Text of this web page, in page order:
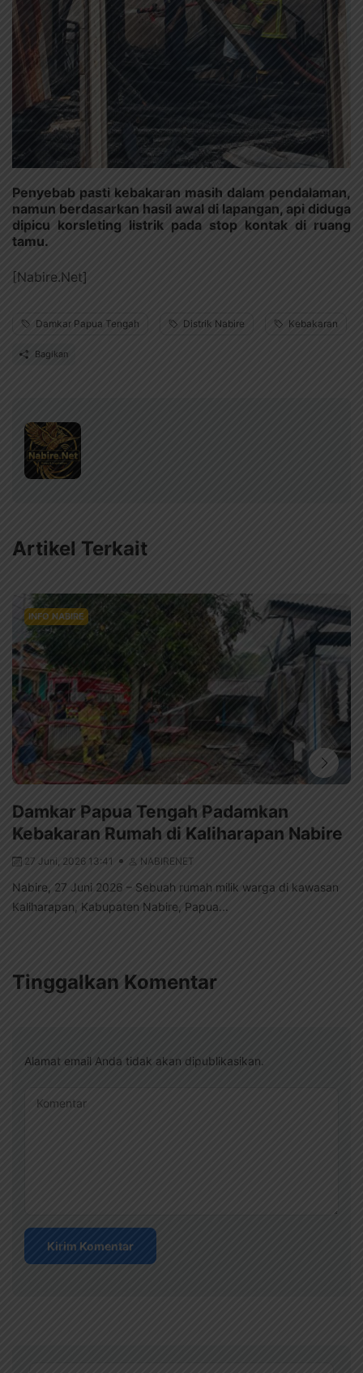
Penyebab pasti kebakaran masih dalam pendalaman,
namun berdasarkan hasil awal di lapangan, api diduga
dipicu korsleting listrik pada stop kontak di ruang
tamu.
[Nabire.Net]
Damkar Papua Tengah Distrik Nabire Kebakaran
Bagikan
Artikel Terkait
INFO NABIRE
Damkar Papua Tengah Padamkan
Kebakaran Rumah di Kaliharapan Nabire
27 Juni, 2026 13:41 NABIRENET
Nabire, 27 Juni 2026 – Sebuah rumah milik warga di kawasan
Kaliharapan, Kabupaten Nabire, Papua...
Tinggalkan Komentar
Alamat email Anda tidak akan dipublikasikan.
Komentar